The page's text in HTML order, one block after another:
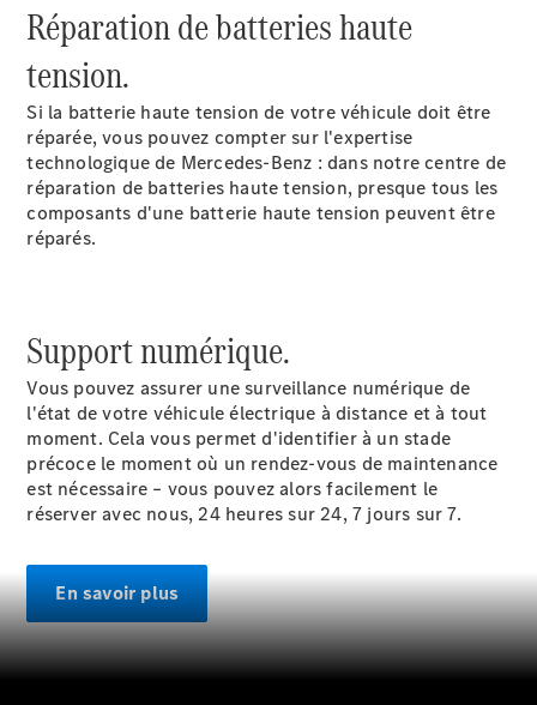
Réparation de batteries haute
tension.
Si la batterie haute tension de votre véhicule doit être
réparée, vous pouvez compter sur l'expertise
technologique de Mercedes-Benz : dans notre centre de
réparation de batteries haute tension, presque tous les
composants d'une batterie haute tension peuvent être
réparés.
Support numérique.
Vous pouvez assurer une surveillance numérique de
l'état de votre véhicule électrique à distance et à tout
moment. Cela vous permet d'identifier à un stade
précoce le moment où un rendez-vous de maintenance
est nécessaire – vous pouvez alors facilement le
réserver avec nous, 24 heures sur 24, 7 jours sur 7.
En savoir plus